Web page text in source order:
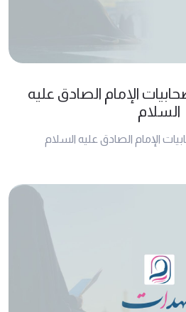
الإمام الصادق عليه
السلام
الإمام الصادق عليه السلام